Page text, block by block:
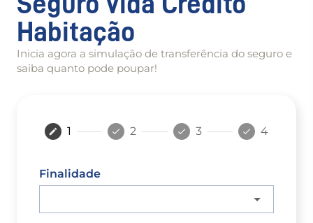
Habitação
Inicia agora a simulação de transferência do seguro e
saiba quanto pode poupar!
1 2 3 4
Finalidade